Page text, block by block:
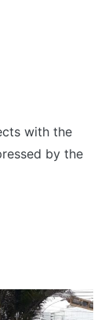
with the
by the